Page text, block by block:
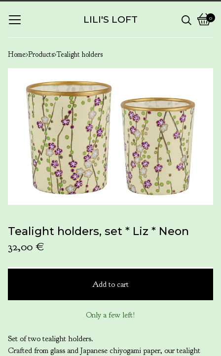
LILI'S LOFT 0
View
cart
0
items
Home Products Tealight holders
Tealight holders, set * Liz * Neon
32,00 €
Add to cart
Only a few left!
Set of two tealight holders.
Crafted from glass and Japanese chiyogami paper, our tealight